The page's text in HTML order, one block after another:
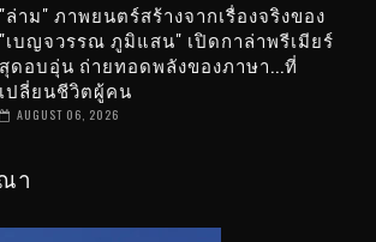
"ล่าม" ภาพยนตร์สร้างจากเรื่องจริงของ
"เบญจวรรณ ภูมิแสน" เปิดกาล่าพรีเมียร์
สุดอบอุ่น ถ่ายทอดพลังของภาษา...ที่
เปลี่ยนชีวิตผู้คน
AUGUST 06, 2026
า